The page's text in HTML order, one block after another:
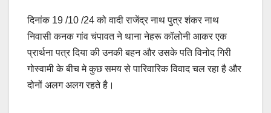
दिनांक 19 /10 /24 को वादी राजेंद्र नाथ पुत्र शंकर नाथ
निवासी कनक गांव चंपावत ने थाना नेहरू कॉलोनी आकर एक
प्रार्थना पत्र दिया की उनकी बहन और उसके पति विनोद गिरी
गोस्वामी के बीच मे कुछ समय से पारिवारिक विवाद चल रहा है और
दोनों अलग अलग रहते है।